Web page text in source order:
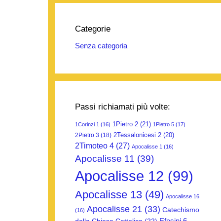
Categorie
Senza categoria
Passi richiamati più volte:
1Corinzi 1 (16) 1Pietro 2 (21) 1Pietro 5 (17)
2Pietro 3 (18) 2Tessalonicesi 2 (20)
2Timoteo 4 (27) Apocalisse 1 (16)
Apocalisse 11 (39)
Apocalisse 12 (99)
Apocalisse 13 (49) Apocalisse 16
(16) Apocalisse 21 (33) Catechismo